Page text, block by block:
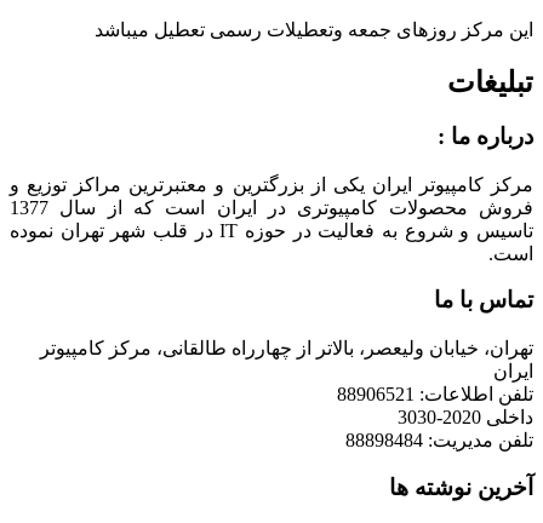
این مرکز روزهای جمعه وتعطیلات رسمی تعطیل میباشد
تبلیغات
درباره ما :
مرکز کامپیوتر ایران یکی از بزرگترین و معتبرترین مراکز توزیع و
فروش محصولات کامپیوتری در ایران است که از سال 1377
تاسیس و شروع به فعالیت در حوزه IT در قلب شهر تهران نموده
است.
تماس با ما
تهران، خیابان ولیعصر، بالاتر از چهارراه طالقانی، مرکز کامپیوتر
ایران
تلفن اطلاعات: 88906521
داخلی 2020-3030
تلفن مدیریت: 88898484
آخرین نوشته ها